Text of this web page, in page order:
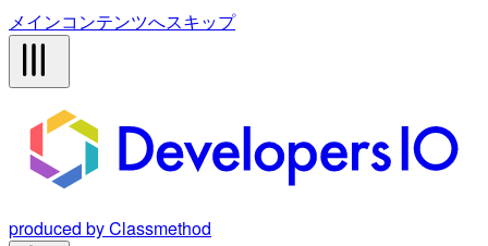
メインコンテンツへスキップ
produced by Classmethod